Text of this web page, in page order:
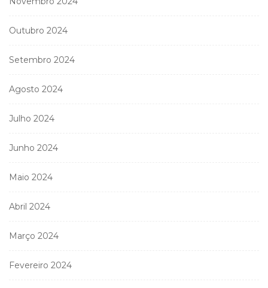
Outubro 2024
Setembro 2024
Agosto 2024
Julho 2024
Junho 2024
Maio 2024
Abril 2024
Março 2024
Fevereiro 2024